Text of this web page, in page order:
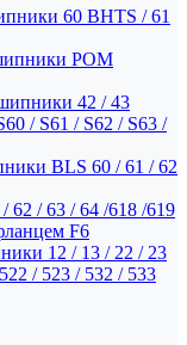
60 BHTS / 61
POM
42 / 43
/ S61 / S62 / S63 /
BLS 60 / 61 / 62
/ 63 / 64 /618 /619
F6
12 / 13 / 22 / 23
/ 523 / 532 / 533